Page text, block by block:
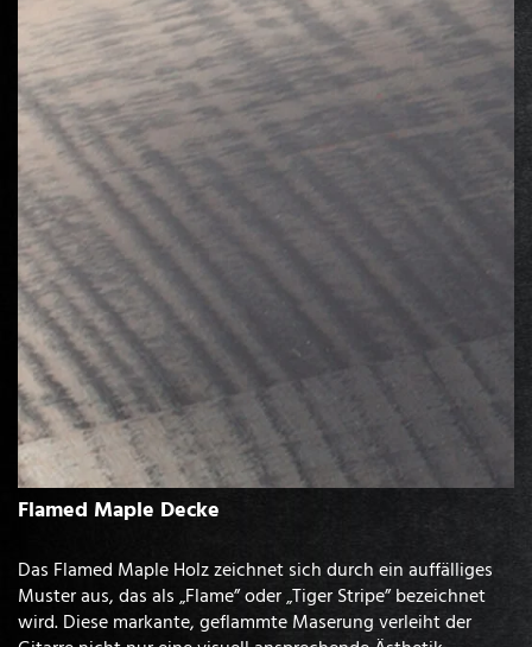
Flamed Maple Decke
Das Flamed Maple Holz zeichnet sich durch ein auffälliges
Muster aus, das als „Flame” oder „Tiger Stripe” bezeichnet
wird. Diese markante, geflammte Maserung verleiht der